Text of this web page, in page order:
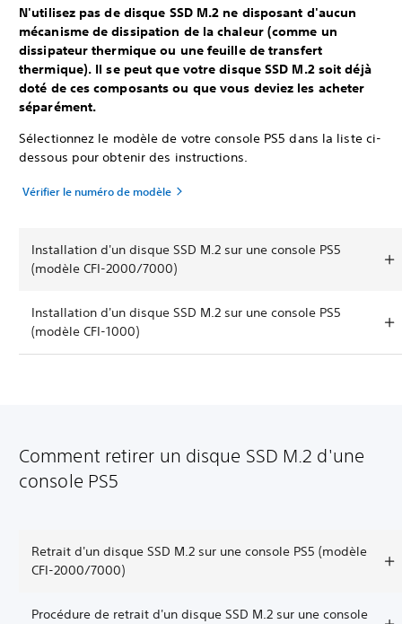
N'utilisez pas de disque SSD M.2 ne disposant d'aucun
mécanisme de dissipation de la chaleur (comme un
dissipateur thermique ou une feuille de transfert
thermique). Il se peut que votre disque SSD M.2 soit déjà
doté de ces composants ou que vous deviez les acheter
séparément.
Sélectionnez le modèle de votre console PS5 dans la liste ci-
dessous pour obtenir des instructions.
Vérifier le numéro de modèle
Installation d'un disque SSD M.2 sur une console PS5
(modèle CFI-2000/7000)
Installation d'un disque SSD M.2 sur une console PS5
(modèle CFI-1000)
Comment retirer un disque SSD M.2 d'une
console PS5
Retrait d'un disque SSD M.2 sur une console PS5 (modèle
CFI-2000/7000)
Procédure de retrait d'un disque SSD M.2 sur une console